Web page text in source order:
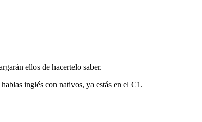
ellos de hacertelo saber.
inglés con nativos, ya estás en el C1.